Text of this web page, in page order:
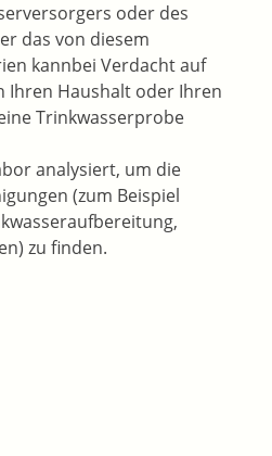
oder des
das von diesem
kannbei Verdacht auf
Ihren Haushalt oder Ihren
Trinkwasserprobe
analysiert, um die
(zum Beispiel
zu finden.